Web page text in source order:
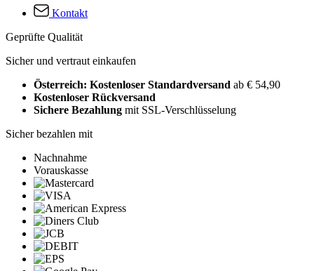
Kontakt
Geprüfte Qualität
Sicher und vertraut einkaufen
Österreich: Kostenloser Standardversand ab € 54,90
Kostenloser Rückversand
Sichere Bezahlung mit SSL-Verschlüsselung
Sicher bezahlen mit
Nachnahme
Vorauskasse